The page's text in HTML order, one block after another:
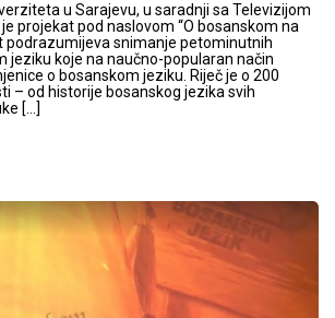
u Sarajevu, u saradnji sa Televizijom
projekat pod naslovom “O bosanskom na
podrazumijeva snimanje petominutnih
jeziku koje na naučno-popularan način
o bosanskom jeziku. Riječ je o 200
– od historije bosanskog jezika svih
[…]